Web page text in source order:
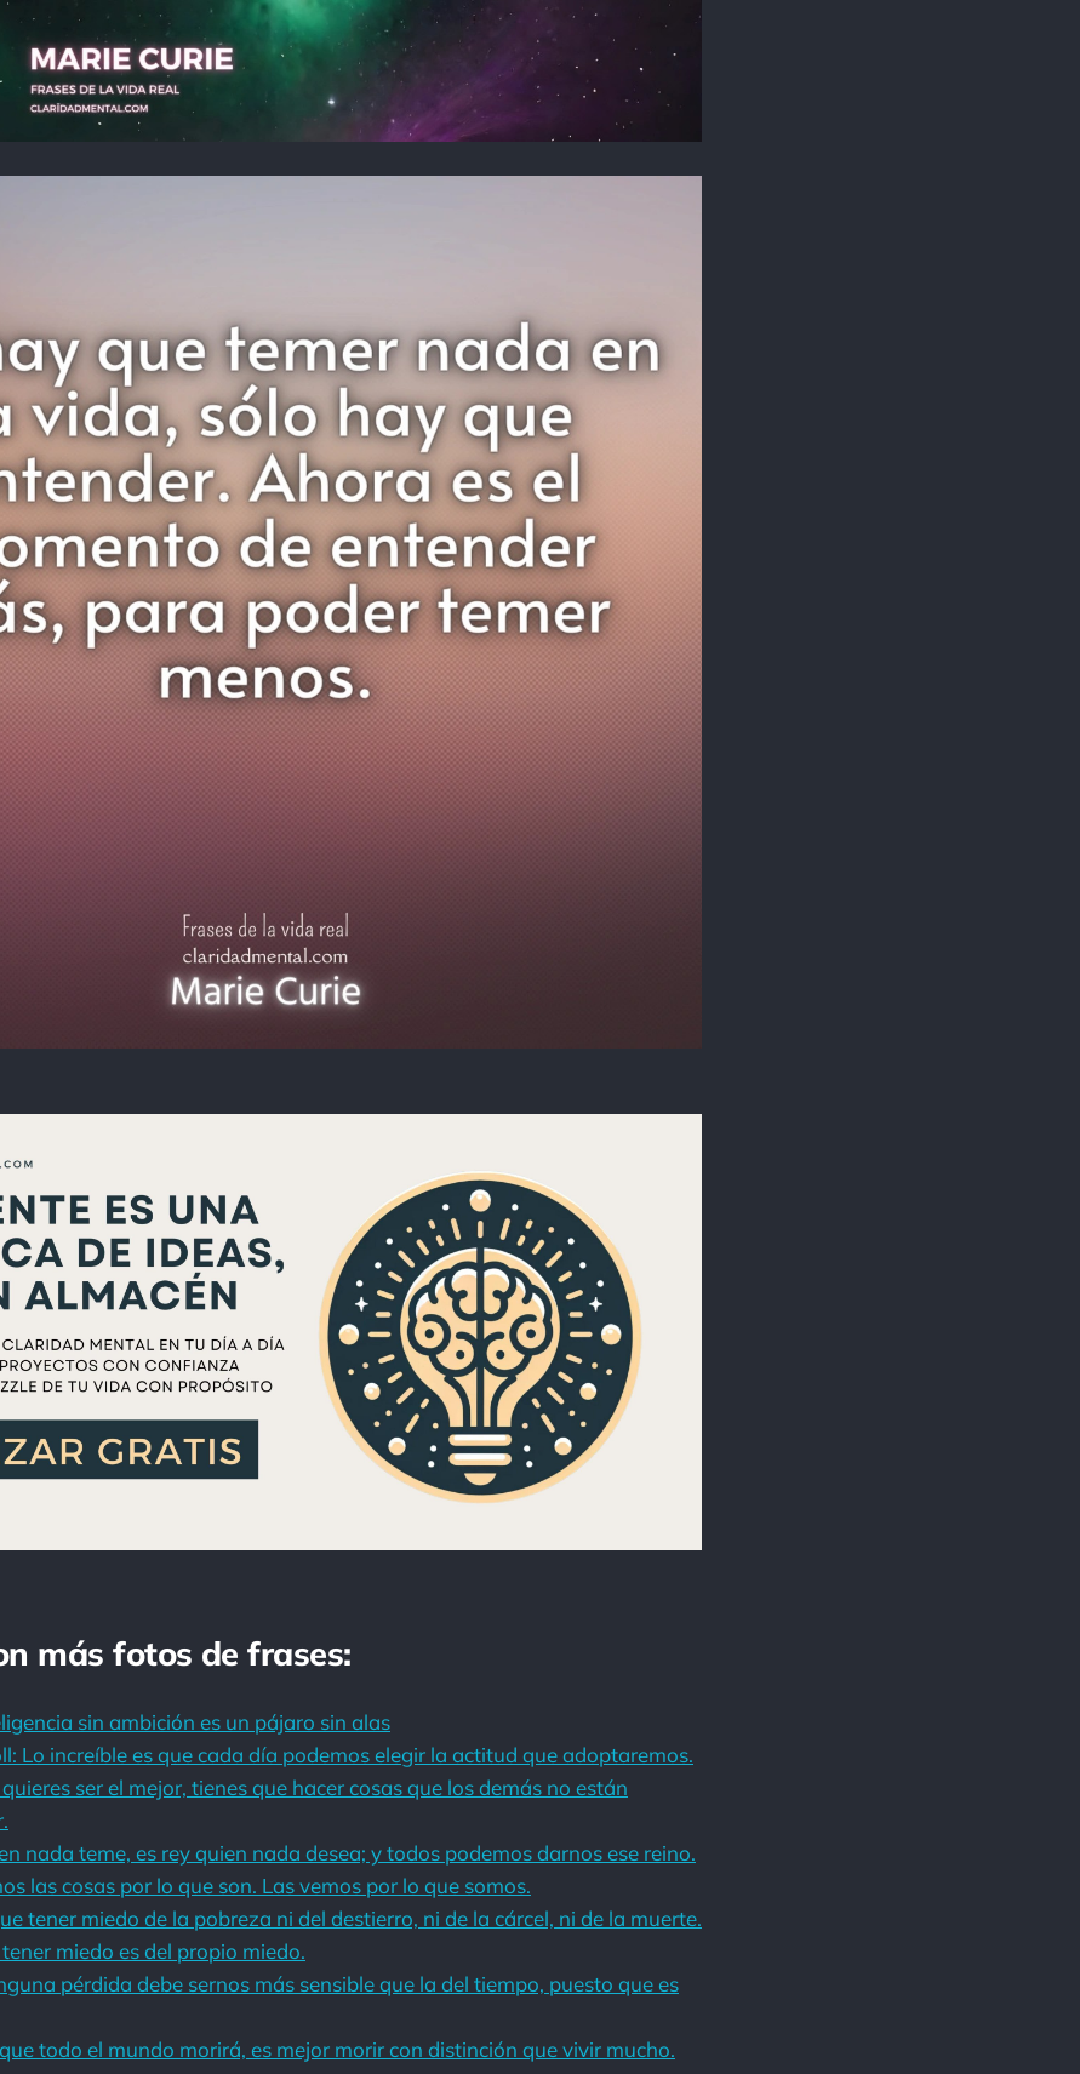
más fotos de frases:
sin ambición es un pájaro sin alas
Lo increíble es que cada día podemos elegir la actitud que adoptaremos.
ser el mejor, tienes que hacer cosas que los demás no están
nada teme, es rey quien nada desea; y todos podemos darnos ese reino.
las cosas por lo que son. Las vemos por lo que somos.
tener miedo de la pobreza ni del destierro, ni de la cárcel, ni de la muerte.
miedo es del propio miedo.
pérdida debe sernos más sensible que la del tiempo, puesto que es
todo el mundo morirá, es mejor morir con distinción que vivir mucho.